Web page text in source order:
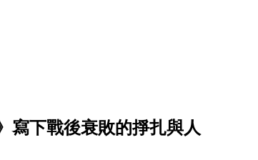
寫下戰後衰敗的掙扎與人